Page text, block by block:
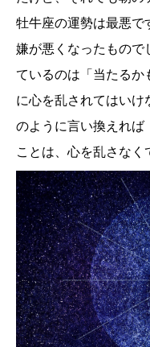
牡牛座の運勢は最悪で
嫌が悪くなったもので
ているのは「当たるか
に心を乱されてはいけ
のように言い換えれば
ことは、心を乱さなく